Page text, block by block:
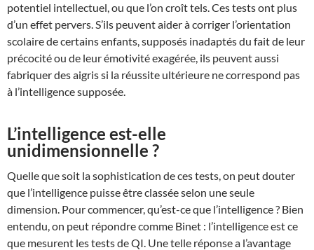
potentiel intellectuel, ou que l’on croît tels. Ces tests ont plus
d’un effet pervers. S’ils peuvent aider à corriger l’orientation
scolaire de certains enfants, supposés inadaptés du fait de leur
précocité ou de leur émotivité exagérée, ils peuvent aussi
fabriquer des aigris si la réussite ultérieure ne correspond pas
à l’intelligence supposée.
L’intelligence est-elle
unidimensionnelle ?
Quelle que soit la sophistication de ces tests, on peut douter
que l’intelligence puisse être classée selon une seule
dimension. Pour commencer, qu’est-ce que l’intelligence ? Bien
entendu, on peut répondre comme Binet : l’intelligence est ce
que mesurent les tests de QI. Une telle réponse a l’avantage